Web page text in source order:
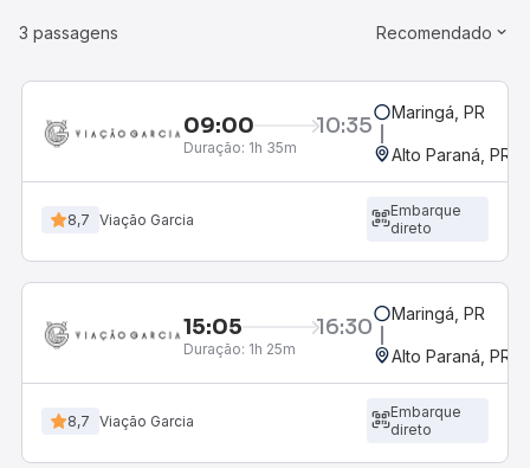
3 passagens Recomendado
09:00 10:35
Duração: 1h 35m
Maringá, PR
Alto Paraná, PR
8,7 Viação Garcia
Embarque
direto
15:05 16:30
Duração: 1h 25m
Maringá, PR
Alto Paraná, PR
8,7 Viação Garcia
Embarque
direto